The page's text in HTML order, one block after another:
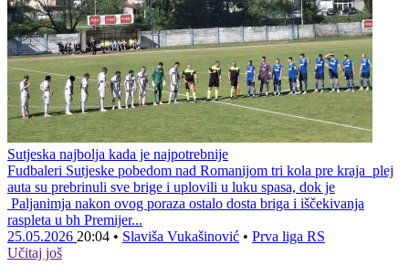
Sutjeska najbolja kada je najpotrebnije
Fudbaleri Sutjeske pobedom nad Romanijom tri kola pre kraja plej
auta su prebrinuli sve brige i uplovili u luku spasa, dok je
Paljanimja nakon ovog poraza ostalo dosta briga i iščekivanja
raspleta u bh Premijer...
25.05.2026 20:04 • Slaviša Vukašinović • Prva liga RS
Učitaj još